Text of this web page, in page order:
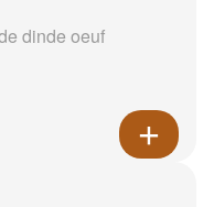
dinde oeuf